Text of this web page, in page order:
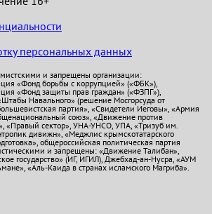
персональных данных
и запрещены организации:
«Фонд борьбы с коррупцией» («ФБК»),
«Фонд защиты прав граждан» («ФЗПГ»),
Навального» (решение Мосгорсуда от
партия», «Свидетели Иеговы», «Армия
союз», «Движение против
«Правый сектор», УНА-УНСО, УПА, «Тризуб им.
дивижн», «Меджлис крымскотатарского
общероссийская политическая партия
и запрещены: «Движение Талибан»,
государство» (ИГ, ИГИЛ), Джебхад-ан-Нусра, «АУМ
«Аль-Каида в странах исламского Магриба».